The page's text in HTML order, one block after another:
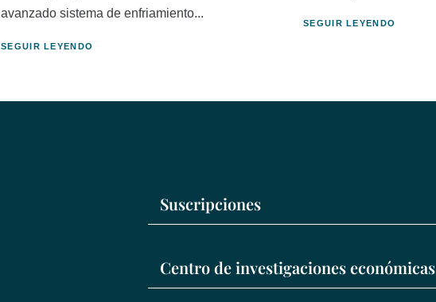
avanzado sistema de enfriamiento...
SEGUIR LEYENDO
SEGUIR LEYENDO
Suscripciones
Centro de investigaciones económicas